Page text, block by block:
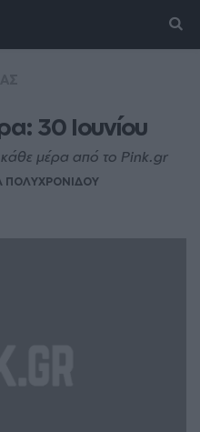
30 Ιουνίου
μέρα από το Pink.gr
ΠΟΛΥΧΡΟΝΙΔΟΥ